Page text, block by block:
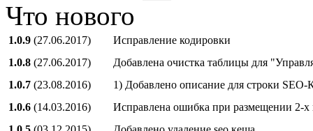
Что нового
1.0.9 (27.06.2017)
Исправление кодировки
1.0.8 (27.06.2017)
Добавлена очистка таблицы для
1.0.7 (23.08.2016)
1) Добавлено описание для строки
1.0.6 (14.03.2016)
Исправлена ошибка при размещении 2-х